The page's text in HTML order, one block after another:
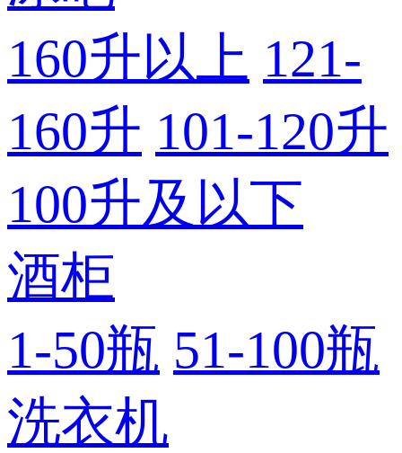
160升以上 121-
160升 101-120升
100升及以下
酒柜
1-50瓶 51-100瓶
洗衣机